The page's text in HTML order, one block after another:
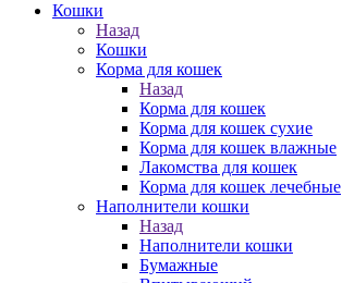
Кошки
Назад
Кошки
Корма для кошек
Назад
Корма для кошек
Корма для кошек сухие
Корма для кошек влажные
Лакомства для кошек
Корма для кошек лечебные
Наполнители кошки
Назад
Наполнители кошки
Бумажные